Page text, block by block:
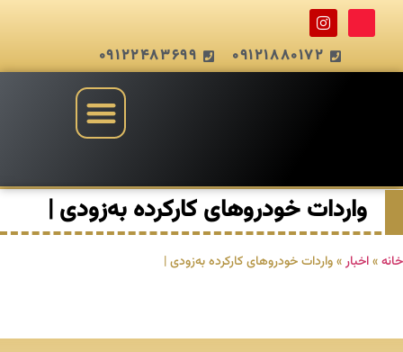
09121880172
09122483699
واردات خودروهای کارکرده به‌زودی |
خانه»اخبار »واردات خودروهای کارکرده به‌زودی |